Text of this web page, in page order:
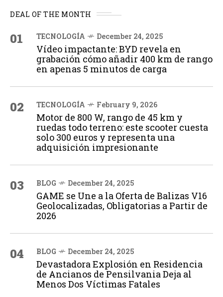
DEAL OF THE MONTH
01 TECNOLOGÍA December 24, 2025
Vídeo impactante: BYD revela en
grabación cómo añadir 400 km de rango
en apenas 5 minutos de carga
02 TECNOLOGÍA February 9, 2026
Motor de 800 W, rango de 45 km y
ruedas todo terreno: este scooter cuesta
solo 300 euros y representa una
adquisición impresionante
03 BLOG December 24, 2025
GAME se Une a la Oferta de Balizas V16
Geolocalizadas, Obligatorias a Partir de
2026
04 BLOG December 24, 2025
Devastadora Explosión en Residencia
de Ancianos de Pensilvania Deja al
Menos Dos Víctimas Fatales